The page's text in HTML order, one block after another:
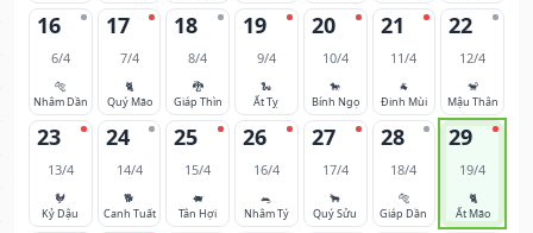
16
6/4
🐅
Nhâm Dần
17
7/4
🐈
Quý Mão
18
8/4
🐉
Giáp Thìn
19
9/4
🐍
Ất Tỵ
20
10/4
🐎
Bính Ngọ
21
11/4
🐐
Đinh Mùi
22
12/4
🐒
Mậu Thân
23
13/4
🐓
Kỷ Dậu
24
14/4
🐕
Canh Tuất
25
15/4
🐖
Tân Hợi
26
16/4
🐀
Nhâm Tý
27
17/4
🐂
Quý Sửu
28
18/4
🐅
Giáp Dần
29
19/4
🐈
Ất Mão